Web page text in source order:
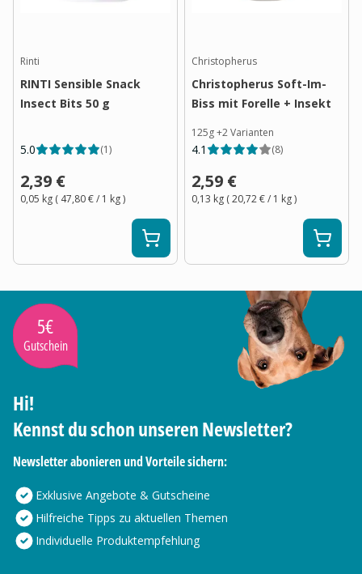
Rinti
RINTI Sensible Snack
Insect Bits 50 g
5.0 (1)
2,39 €
0,05 kg ( 47,80 €/ 1 kg)
Christopherus
Christopherus Soft-Im-
Biss mit Forelle + Insekt
125g+2Varianten
4.1 (8)
2,59 €
0,13 kg (20,72 €/ 1 kg)
5€
Gutschein
Hi!
Kennst du schon unseren Newsletter?
Newsletter abonieren und Vorteile sichern:
Exklusive Angebote & Gutscheine
Hilfreiche Tipps zu aktuellen Themen
Individuelle Produktempfehlung